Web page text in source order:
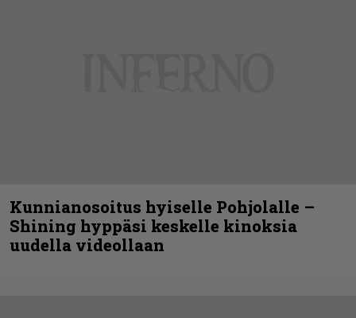
Kunnianosoitus hyiselle Pohjolalle –
Shining hyppäsi keskelle kinoksia
uudella videollaan